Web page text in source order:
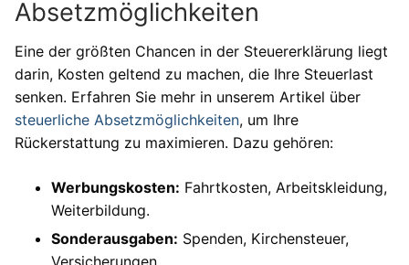
Absetzmöglichkeiten
Eine der größten Chancen in der Steuererklärung liegt
darin, Kosten geltend zu machen, die Ihre Steuerlast
senken. Erfahren Sie mehr in unserem Artikel über
steuerliche Absetzmöglichkeiten, um Ihre
Rückerstattung zu maximieren. Dazu gehören:
Werbungskosten: Fahrtkosten, Arbeitskleidung,
Weiterbildung.
Sonderausgaben: Spenden, Kirchensteuer,